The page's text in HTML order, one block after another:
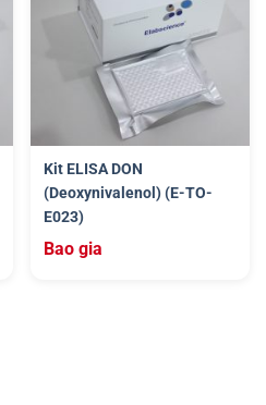
Kit ELISA DON
(Deoxynivalenol) (E-TO-
E023)
Bao gia